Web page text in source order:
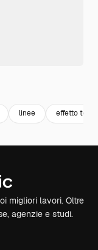
linee effetto testo
migliori lavori. Oltre
agenzie e studi.